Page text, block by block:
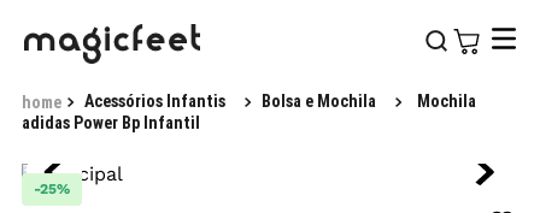
Acessórios Infantis Bolsa e Mochila
Mochila
adidas Power Bp Infantil
-25%